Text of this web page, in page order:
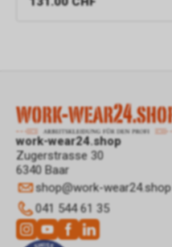
work-wear24.shop
Zugerstrasse 30
6340 Baar
shop@work-wear24.shop
041 544 61 35